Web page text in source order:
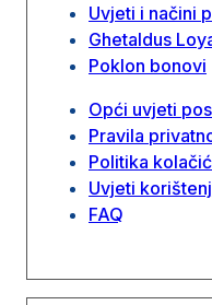
Uvjeti i načini
Ghetaldus
Poklon bonovi
Opći uvjeti
Pravila
Politika
Uvjeti
FAQ